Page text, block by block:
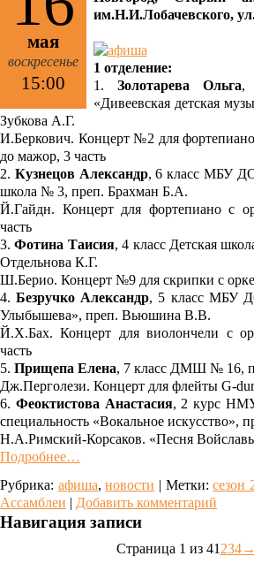
мая
воскресенье
15:00
им.Н.И.Лобачевского,
1 отделение:
1. Золотарева Ольга,
«Дивеевская детская
Зубкова А.Г.
И.Беркович. Концерт №2 для
до мажор, 3 часть
2. Кузнецов Александр, 6 класс МБУ ДО
школа № 3, преп. Брахман Б.А.
Й.Гайдн. Концерт для фортепиано с
часть
3.Фотина Таисия, 4 класс Детская
Отдельнова К.Г.
Ш.Берио. Концерт №9 для скрипки с
4.Безручко Александр, 5 класс
Улыбышева», преп. Вьюшина В.В.
Й.Х.Бах. Концерт для виолончели с
часть
5. Прищепа Елена, 7 класс ДМШ № 16,
Дж.Перголези. Концерт для флейты G-
6. Феоктистова Анастасия, 2 курс
специальность «Вокальное искусство»,
Н.А.Римский-Корсаков. «Песня
Подробнее…
Рубрика: афиша,новости Метки: сезон
Ассамблеи
Добавить комментарий
Навигация записи
Страница 1 из 41234→